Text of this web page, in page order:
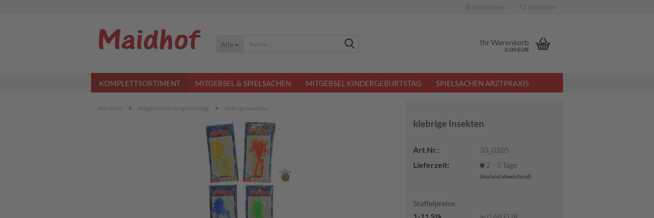
Kundenlogin Merkzettel
Alle Ihr Warenkorb
0,00 EUR
KOMPLETTSORTIMENT MITGEBSEL & SPIELSACHEN MITGEBSEL KINDERGEBURTSTAG SPIELSACHEN ARZTPRAXIS
Startseite » Mitgebsel Kindergeburtstag » klebrige Insekten
klebrige Insekten
Art.Nr.:
33_0105
Lieferzeit:
2 - 3 Tage
(Ausland abweichend)
Staffelpreise
1-11 Stk.
je 0,68 EUR